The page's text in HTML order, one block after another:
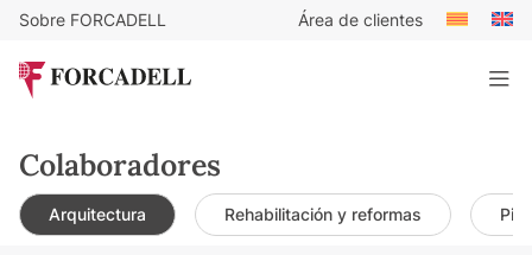
Sobre FORCADELL Área de clientes
Colaboradores
Arquitectura Rehabilitación y reformas